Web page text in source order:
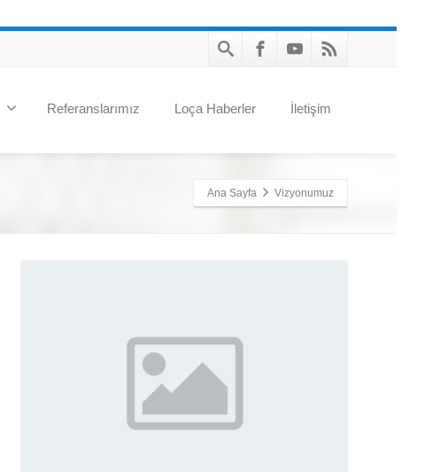
Referanslarımız Loça Haberler İletişim
Ana Sayfa Vizyonumuz